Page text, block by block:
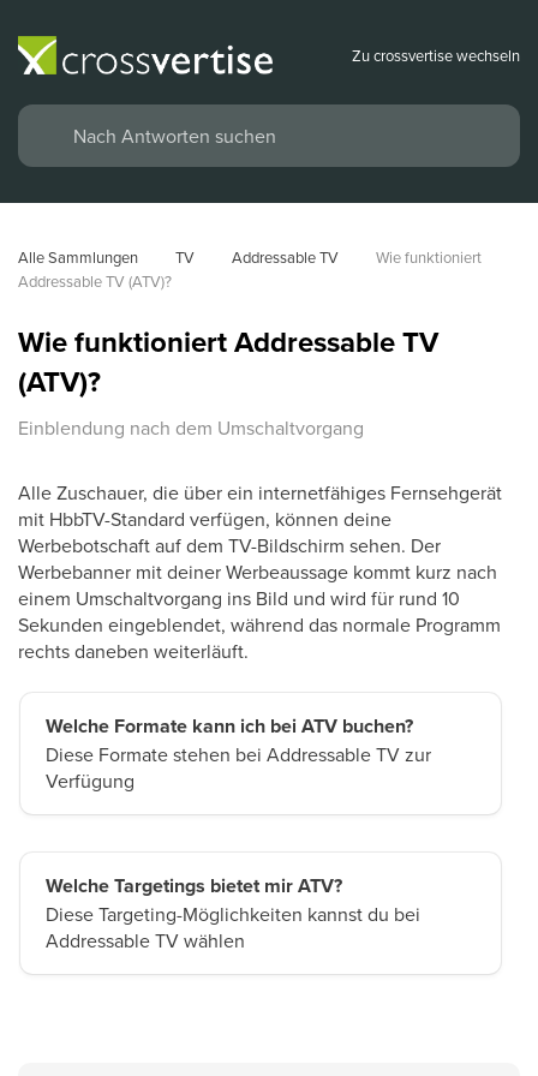
Zu crossvertise wechseln
Alle Sammlungen TV Addressable TV
Wie funktioniert
Addressable TV (ATV)?
Wie funktioniert Addressable TV
(ATV)?
Einblendung nach dem Umschaltvorgang
Alle Zuschauer, die über ein internetfähiges Fernsehgerät
mit HbbTV-Standard verfügen, können deine
Werbebotschaft auf dem TV-Bildschirm sehen. Der
Werbebanner mit deiner Werbeaussage kommt kurz nach
einem Umschaltvorgang ins Bild und wird für rund 10
Sekunden eingeblendet, während das normale Programm
rechts daneben weiterläuft.
Welche Formate kann ich bei ATV buchen?
Diese Formate stehen bei Addressable TV zur
Verfügung
Welche Targetings bietet mir ATV?
Diese Targeting-Möglichkeiten kannst du bei
Addressable TV wählen